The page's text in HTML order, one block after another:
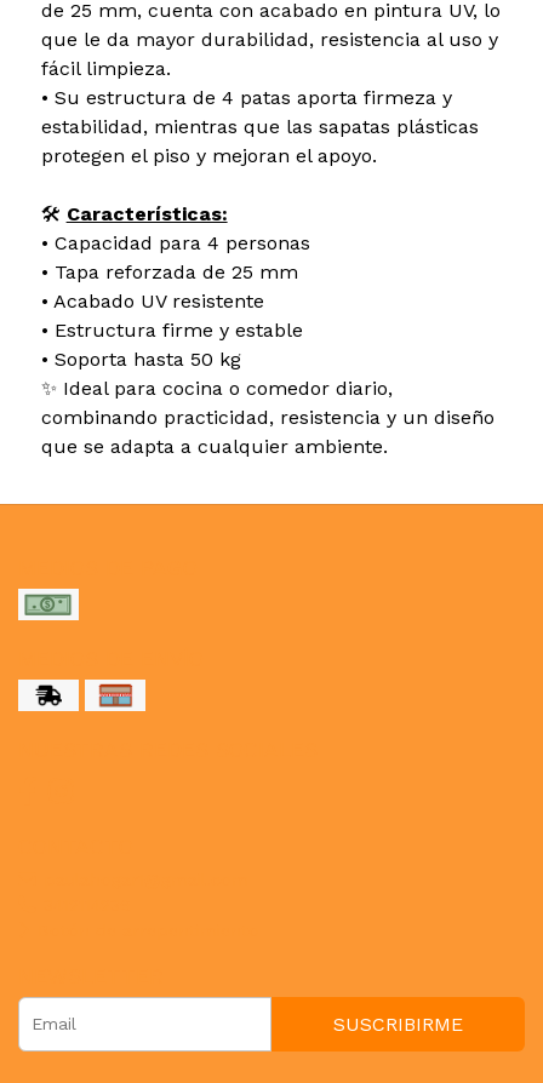
de 25 mm, cuenta con acabado en pintura UV, lo
que le da mayor durabilidad, resistencia al uso y
fácil limpieza.
• Su estructura de 4 patas aporta firmeza y
estabilidad, mientras que las sapatas plásticas
protegen el piso y mejoran el apoyo.
🛠️ Características:
• Capacidad para 4 personas
• Tapa reforzada de 25 mm
• Acabado UV resistente
• Estructura firme y estable
• Soporta hasta 50 kg
✨ Ideal para cocina o comedor diario,
combinando practicidad, resistencia y un diseño
que se adapta a cualquier ambiente.
SUSCRIBIRME